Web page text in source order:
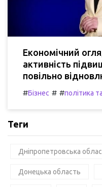
Економічний
активність
повільно
#Бізнес # #політика
Теги
Дніпропетровська
Донецька область